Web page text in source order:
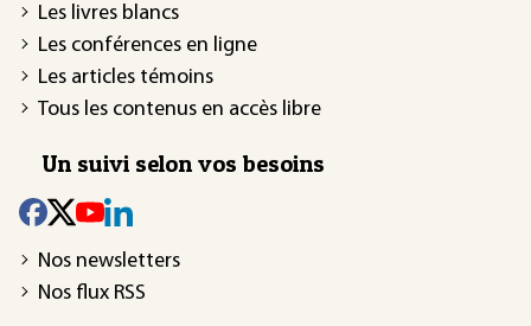
Les livres blancs
Les conférences en ligne
Les articles témoins
Tous les contenus en accès libre
Un suivi selon vos besoins
Nos newsletters
Nos flux RSS